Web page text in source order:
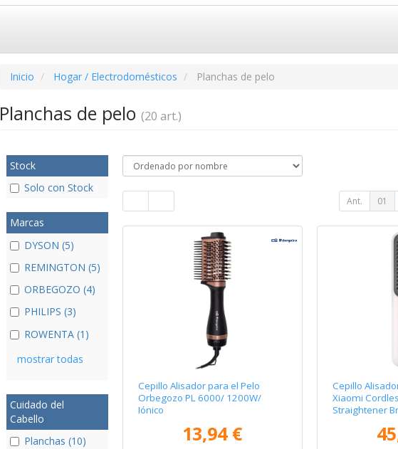
Inicio Hogar / Electrodomésticos Planchas de pelo
Planchas de pelo (20 art.)
Stock
Solo con Stock
Marcas
DYSON (5)
REMINGTON (5)
ORBEGOZO (4)
PHILIPS (3)
ROWENTA (1)
mostrar todas
Cuidado del
Cabello
Planchas (10)
Ant. 01
Cepillo Alisador para el Pelo
Orbegozo PL 6000/ 1200W/
Iónico
13,94 €
Cepillo
Xiaomi
Straightener